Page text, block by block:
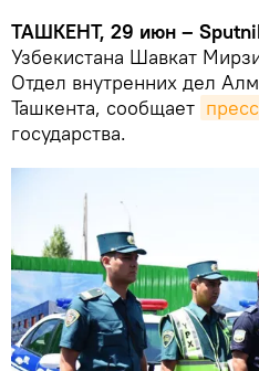
ТАШКЕНТ, 29 июн –
Узбекистана Шавкат
Отдел внутренних дел
Ташкента, сообщает
государства.